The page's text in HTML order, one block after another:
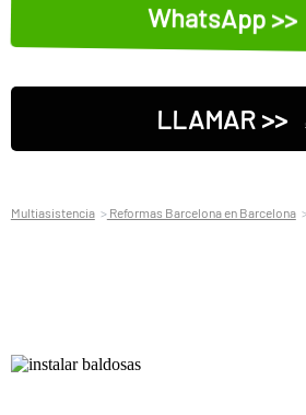
WhatsApp >>
LLAMAR >>
Multiasistencia Reformas Barcelona en Barcelona